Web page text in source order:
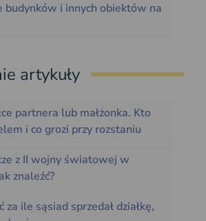
budynków i innych obiektów na
artykuły
partnera lub małżonka. Kto
i co grozi przy rozstaniu
z II wojny światowej w
znaleźć?
za ile sąsiad sprzedał działkę,